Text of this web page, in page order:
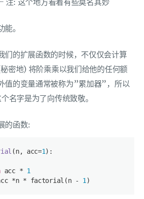
注: 这个地方看着有些莫名其妙
。
们的扩展函数的时候，不仅仅会计算
密地) 将阶乘乘以我们给他的任何额
值的变量通常被称为”累加器”，所以
名字是为了向传统致敬。
的函数:
(n, acc=1):
acc * 1
*n * factorial(n - 1 )